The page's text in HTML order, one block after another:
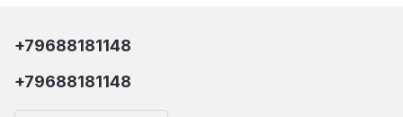
+79688181148
+79688181148